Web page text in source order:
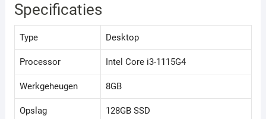
Specificaties
Type Desktop
Processor Intel Core i3-1115G4
Werkgeheugen 8GB
Opslag 128GB SSD